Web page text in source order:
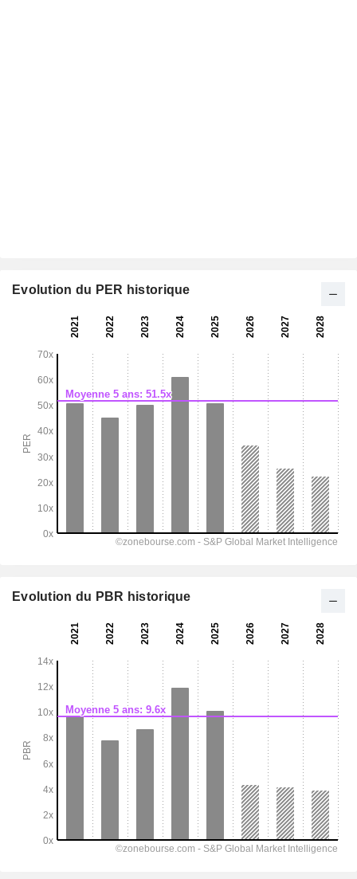
Evolution du PER historique
Evolution du PBR historique